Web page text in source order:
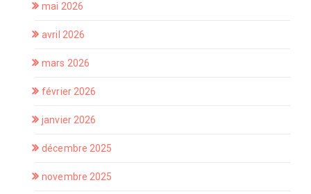
mai 2026
avril 2026
mars 2026
février 2026
janvier 2026
décembre 2025
novembre 2025